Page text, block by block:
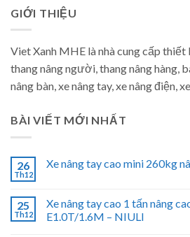
GIỚI THIỆU
Viet Xanh MHE là nhà cung cấp thiết
thang nâng người, thang nâng hàng,
nâng bàn, xe nâng tay, xe nâng điện,
BÀI VIẾT MỚI NHẤT
26
Th12
Xe nâng tay cao mini 260kg
25
Th12
Xe nâng tay cao 1 tấn nâng
E1.0T/1.6M – NIULI